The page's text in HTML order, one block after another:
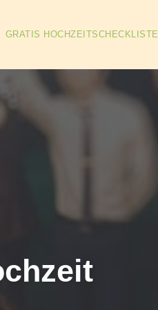
GRATIS HOCHZEITSCHECKLISTE